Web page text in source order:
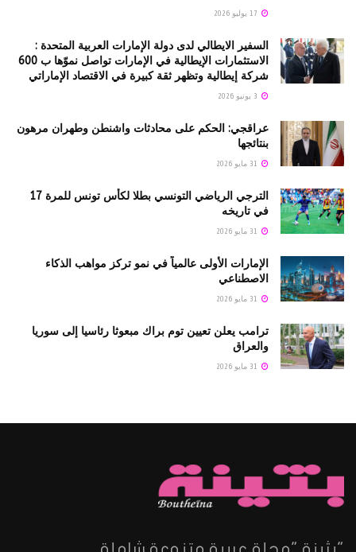
السفير الايطالي لدى دولة الإمارات العربية المتحدة :
الاستثمارات الإيطالية في الإمارات تواصل نموّها ب 600
شركة إيطالية وتظهر ثقة كبيرة في الاقتصاد الإماراتي
عراقجي: الحكم على محادثات واشنطن وطهران مرهون
بنتائجها
الترجي الرياضي التونسي بطلا لكأس تونس للمرة 17
في تاريخه
الإمارات الأولى عالمياً في نمو تركز مواهب الذكاء
الاصطناعي
ترامب يعلن تعيين توم براك مبعوثا رئاسيا إلى سوريا
والعراق